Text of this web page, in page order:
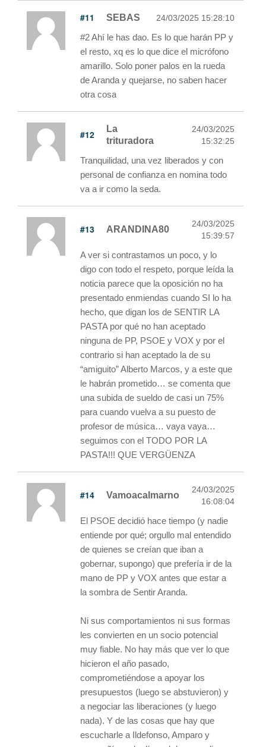
#11 SEBAS 24/03/2025 15:28:10
#2 Ahí le has dao. Es lo que harán PP y
el resto, xq es lo que dice el micrófono
amarillo. Solo poner palos en la rueda
de Aranda y quejarse, no saben hacer
otra cosa
#12
La
trituradora
24/03/2025
15:32:25
Tranquilidad, una vez liberados y con
personal de confianza en nomina todo
va a ir como la seda.
#13 ARANDINA80
24/03/2025
15:39:57
A ver si contrastamos un poco, y lo
digo con todo el respeto, porque leída la
noticia parece que la oposición no ha
presentado enmiendas cuando SI lo ha
hecho, que digan los de SENTIR LA
PASTA por qué no han aceptado
ninguna de PP, PSOE y VOX y por el
contrario si han aceptado la de su
“amiguito” Alberto Marcos, y a este que
le habrán prometido… se comenta que
una subida de sueldo de casi un 75%
para cuando vuelva a su puesto de
profesor de música… vaya vaya…
seguimos con el TODO POR LA
PASTA!!! QUE VERGÜENZA
#14 Vamoacalmarno
24/03/2025
16:08:04
El PSOE decidió hace tiempo (y nadie
entiende por qué; orgullo mal entendido
de quienes se creían que iban a
gobernar, supongo) que prefería ir de la
mano de PP y VOX antes que estar a
la sombra de Sentir Aranda.
Ni sus comportamientos ni sus formas
les convierten en un socio potencial
muy fiable. No hay más que ver lo que
hicieron el año pasado,
comprometiéndose a apoyar los
presupuestos (luego se abstuvieron) y
a negociar las liberaciones (y luego
nada). Y de las cosas que hay que
escucharle a Ildefonso, Amparo y